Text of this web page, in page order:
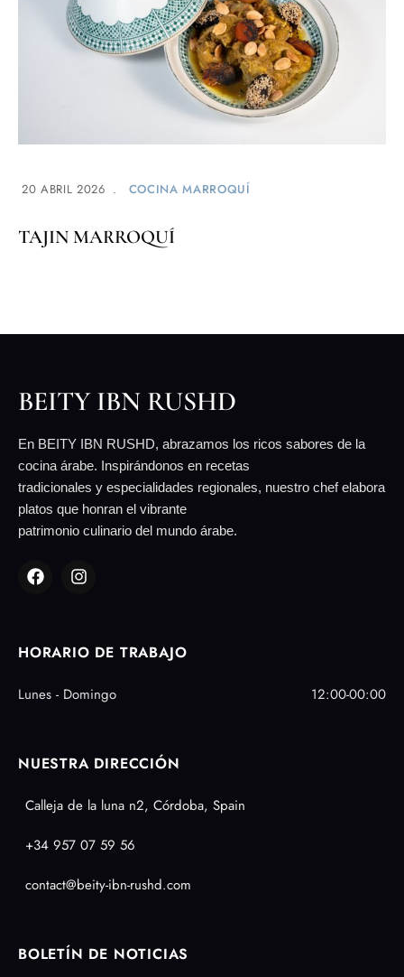
20 ABRIL 2026 COCINA MARROQUÍ
TAJIN MARROQUÍ
BEITY IBN RUSHD
En BEITY IBN RUSHD, abrazamos los ricos sabores de la
cocina árabe. Inspirándonos en recetas
tradicionales y especialidades regionales, nuestro chef elabora
platos que honran el vibrante
patrimonio culinario del mundo árabe.
HORARIO DE TRABAJO
Lunes - Domingo 12:00-00:00
NUESTRA DIRECCIÓN
Calleja de la luna n2, Córdoba, Spain
+34 957 07 59 56
contact@beity-ibn-rushd.com
BOLETÍN DE NOTICIAS